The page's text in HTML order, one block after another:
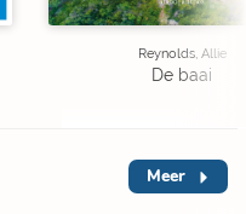
Reynolds, Allie
De baai
Meer